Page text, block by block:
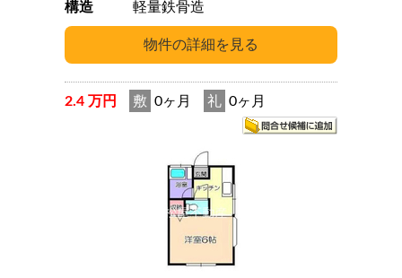
構造
軽量鉄骨造
2.4 万円 敷 0ヶ月 礼 0ヶ月